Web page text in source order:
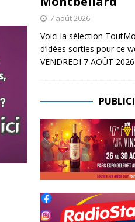
7 août 2026
Voici la sélection
d’idées sorties pour ce
VENDREDI 7 AOÛT